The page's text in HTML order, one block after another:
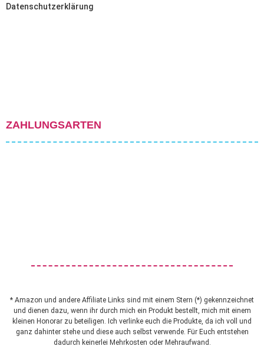
Datenschutzerklärung
ZAHLUNGSARTEN
* Amazon und andere Affiliate Links sind mit einem Stern (*) gekennzeichnet
und dienen dazu, wenn ihr durch mich ein Produkt bestellt, mich mit einem
kleinen Honorar zu beteiligen. Ich verlinke euch die Produkte, da ich voll und
ganz dahinter stehe und diese auch selbst verwende. Für Euch entstehen
dadurch keinerlei Mehrkosten oder Mehraufwand.